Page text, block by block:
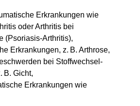
Erkrankungen wie
oder Arthritis bei
(Psoriasis-Arthritis),
Erkrankungen, z. B. Arthrose,
bei Stoffwechsel­
B. Gicht,
Erkrankungen wie